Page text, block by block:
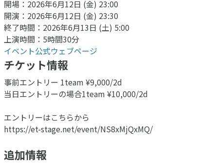
開場：2026年6月12日 (金) 23:00
開演：2026年6月12日 (金) 23:30
終了時間：2026年6月13日 (土) 5:00
上演時間：5時間30分
イベント公式ウェブページ
チケット情報
事前エントリー 1team ¥9,000/2d
当日エントリーの場合1team ¥10,000/2d
エントリーはこちらから
https://et-stage.net/event/NS8xMjQxMQ/
追加情報